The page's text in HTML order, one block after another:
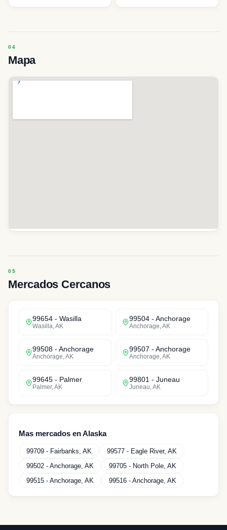
Mapa
Mercados Cercanos
99654 - Wasilla
Wasilla AK
99504 - Anchorage
Anchorage AK
99508 - Anchorage
Anchorage AK
99507 - Anchorage
Anchorage AK
99645 - Palmer
Palmer, AK
99801 - Juneau
Juneau AK
Mas mercados enAlaska
99709 - Fairbanks AK 99577 - Eagle River, AK
99502 - Anchorage AK 99705 - North Pole AK
99515 - Anchorage AK 99516 - Anchorage AK